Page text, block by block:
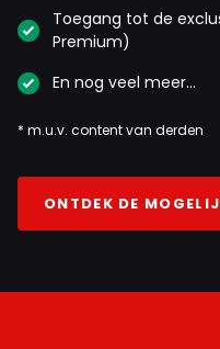
Toegang tot de
Premium)
En nog veel meer…
* m.u.v. content van derden
ONTDEK DE